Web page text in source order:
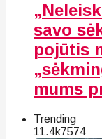
savo
pojūtis
mums
Trending
11.4k7574